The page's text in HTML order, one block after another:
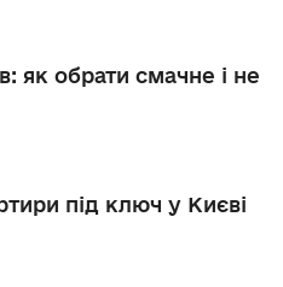
як обрати смачне і не
під ключ у Києві